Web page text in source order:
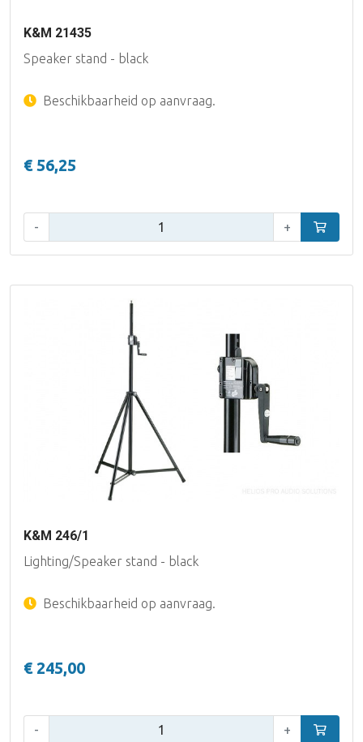
K&M 21435
Speaker stand - black
Beschikbaarheid op aanvraag.
€ 56,25
- + In
K&M 246/1
Lighting/Speaker stand - black
Beschikbaarheid op aanvraag.
€ 245,00
- + In